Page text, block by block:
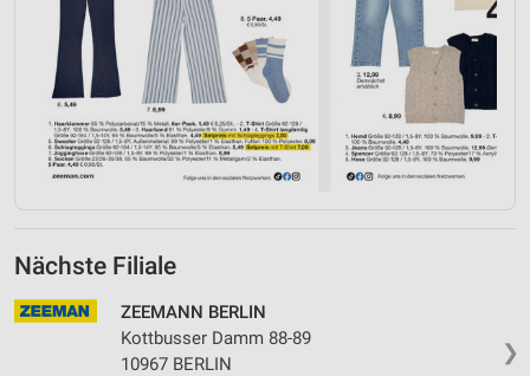
Nächste Filiale
❯
ZEEMANN BERLIN
Kottbusser Damm 88-89
10967 BERLIN